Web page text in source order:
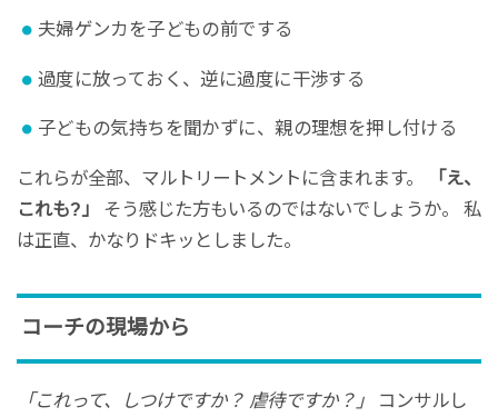
夫婦ゲンカを子どもの前でする
過度に放っておく、逆に過度に干渉する
子どもの気持ちを聞かずに、親の理想を押し付ける
これらが全部、マルトリートメントに含まれます。
「え、
これも?」
そう感じた方もいるのではないでしょうか。 私
は正直、かなりドキッとしました。
コーチの現場から
「これって、しつけですか？ 虐待ですか？」
コンサルし